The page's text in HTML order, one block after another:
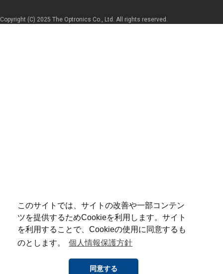
このサイトでは、サイトの改善や一部コンテン
ツを提供するためCookieを利用します。サイト
を利用することで、Cookieの使用に同意するも
のとします。
個人情報保護方針
同意する
Copyright (C) 2025 The Optronics Co., Ltd. All rights reserved.